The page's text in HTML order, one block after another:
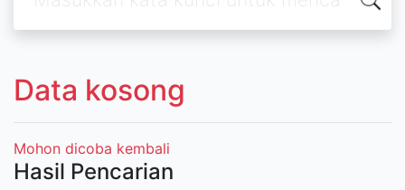
Data kosong
Mohon dicoba kembali
Hasil Pencarian